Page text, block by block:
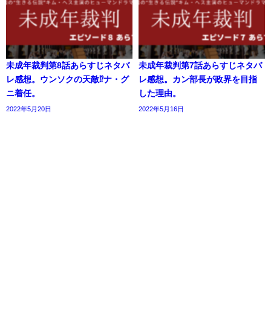
未成年裁判第8話あらすじネタバ
レ感想。ウンソクの天敵⁉︎ナ・グ
ニ着任。
2022年5月20日
未成年裁判第7話あらすじネタバ
レ感想。カン部長が政界を目指
した理由。
2022年5月16日